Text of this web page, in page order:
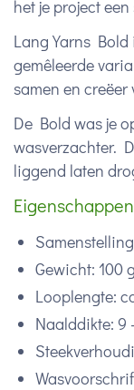
het je project
Lang Yarns
gemêleerde
samen en creëer
De Bold was je
wasverzachter.
liggend laten
Gewicht: 100
Looplengte:
Naalddikte: 9